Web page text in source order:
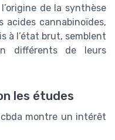
de la synthèse
cannabinoïdes,
à l’état brut, semblent
différents de leurs
les études
montre un intérêt